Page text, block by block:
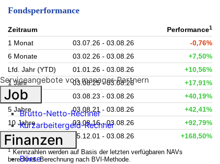
Fondsperformance
Zeitraum Performance1
1 Monat 03.07.26 - 03.08.26
-0,76%
6 Monate
03.02.26 - 03.08.26
+7,50%
Lfd. Jahr (YTD)
01.01.26 - 03.08.26
+10,56%
1 Jahr
03.08.25 - 03.08.26
+17,91%
3 Jahre
03.08.23 - 03.08.26
+40,19%
5 Jahre
03.08.21 - 03.08.26
+42,41%
10 Jahre
03.08.16 - 03.08.26
+92,79%
seit Auflage
05.12.01 - 03.08.26 +168,50%
1 Kennzahlen werden auf Basis der letzten verfügbaren NAVs
berechnet. Berechnung nach BVI-Methode.
Serviceangebote von manager-Partnern
Job
Brutto-Netto-Rechner
Kurzarbeitergeld-Rechner
Finanzen
Börse